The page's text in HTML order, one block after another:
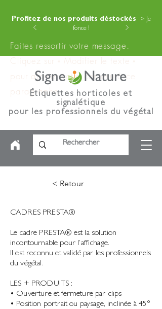
Profitez de nos produits déstockés
> Je
fonce !
Faites ressortir votre message.
Cliquez sur « Modifier le texte »
pour ajouter votre contenu à ce
paragraphe.
Étiquettes horticoles et
signalétique
pour les professionnels du végétal
< Retour
CADRES PRESTA®
Le cadre PRESTA® est la solution
incontournable pour l’affichage.
Il est reconnu et validé par les professionnels
du végétal.
​LES + PRODUITS :
• Ouverture et fermeture par clips
• Position portrait ou paysage, inclinée à 45°